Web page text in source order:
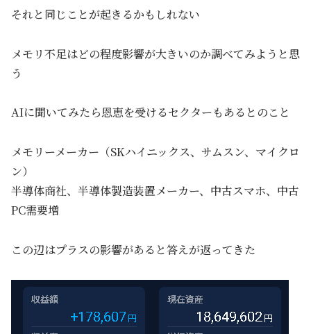
それと同じことが起きるかもしれない
メモリ不足はどの程度影響が大きいのか調べてみようと思
う
AIに聞いてみたら恩恵を受けるセクターもあるとのこと
メモリーメーカー（SKハイニックス、サムスン、マイクロ
ン）
半導体商社、半導体製造装置メーカー、中古スマホ、中古
PC需要増
この辺はプラスの影響があると答えが返ってきた